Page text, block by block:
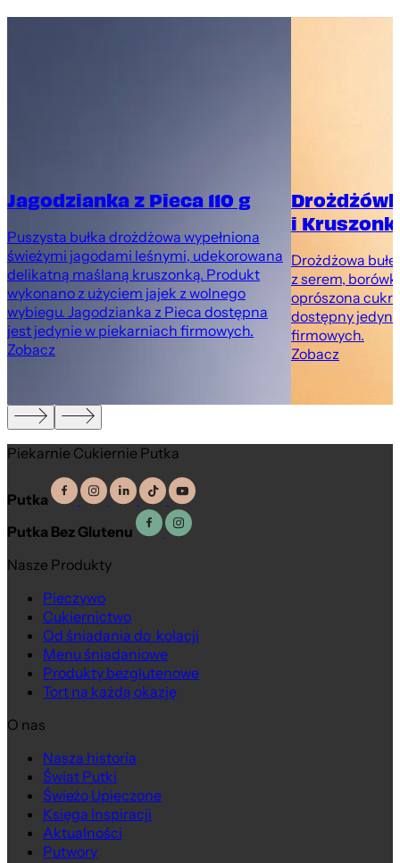
Jagodzianka z Pieca 110 g
Puszysta bułka drożdżowa wypełniona
świeżymi jagodami leśnymi, udekorowana
delikatną maślaną kruszonką. Produkt
wykonano z użyciem jajek z wolnego
wybiegu. Jagodzianka z Pieca dostępna
jest jedynie w piekarniach firmowych.
Zobacz
i
Drożdżowa
z serem,
oprószona
dostępny
firmowych.
Zobacz
Piekarnie Cukiernie Putka
Putka
Putka Bez Glutenu
Nasze Produkty
Pieczywo
Cukiernictwo
Od śniadania do kolacji
Menu śniadaniowe
Produkty bezglutenowe
Tort na każdą okazję
O nas
Nasza historia
Świat Putki
Świeżo Upieczone
Księga Inspiracji
Aktualności
Putwory